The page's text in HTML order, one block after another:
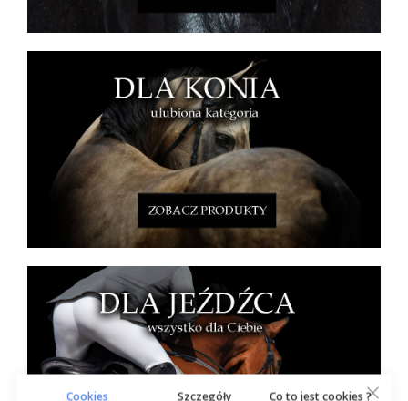
Cookies Szczegóły Co to jest cookies ?